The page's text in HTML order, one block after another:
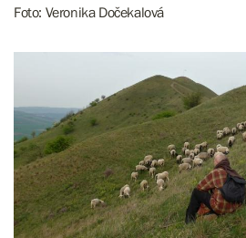
Foto: Veronika Dočekalová